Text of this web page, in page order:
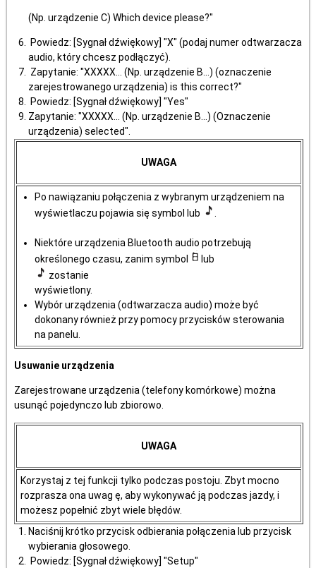
(Np. urządzenie C) Which device please?"
Powiedz: [Sygnał dźwiękowy] "X" (podaj numer odtwarzacza
audio, który chcesz podłączyć).
Zapytanie: "XXXXX... (Np. urządzenie B...) (oznaczenie
zarejestrowanego urządzenia) is this correct?"
Powiedz: [Sygnał dźwiękowy] "Yes"
Zapytanie: "XXXXX... (Np. urządzenie B...) (Oznaczenie
urządzenia) selected".
UWAGA
Po nawiązaniu połączenia z wybranym urządzeniem na
wyświetlaczu pojawia się symbol lub
Niektóre urządzenia Bluetooth audio potrzebują
określonego czasu, zanim symbol
lub
zostanie
wyświetlony.
Wybór urządzenia (odtwarzacza audio) może być
dokonany również przy pomocy przycisków sterowania
na panelu.
Usuwanie urządzenia
Zarejestrowane urządzenia (telefony komórkowe) można
usunąć pojedynczo lub zbiorowo.
UWAGA
Korzystaj z tej funkcji tylko podczas postoju. Zbyt mocno
rozprasza ona uwag ę, aby wykonywać ją podczas jazdy, i
możesz popełnić zbyt wiele błędów.
Naciśnij krótko przycisk odbierania połączenia lub przycisk
wybierania głosowego.
Powiedz: [Sygnał dźwiękowy] "Setup"